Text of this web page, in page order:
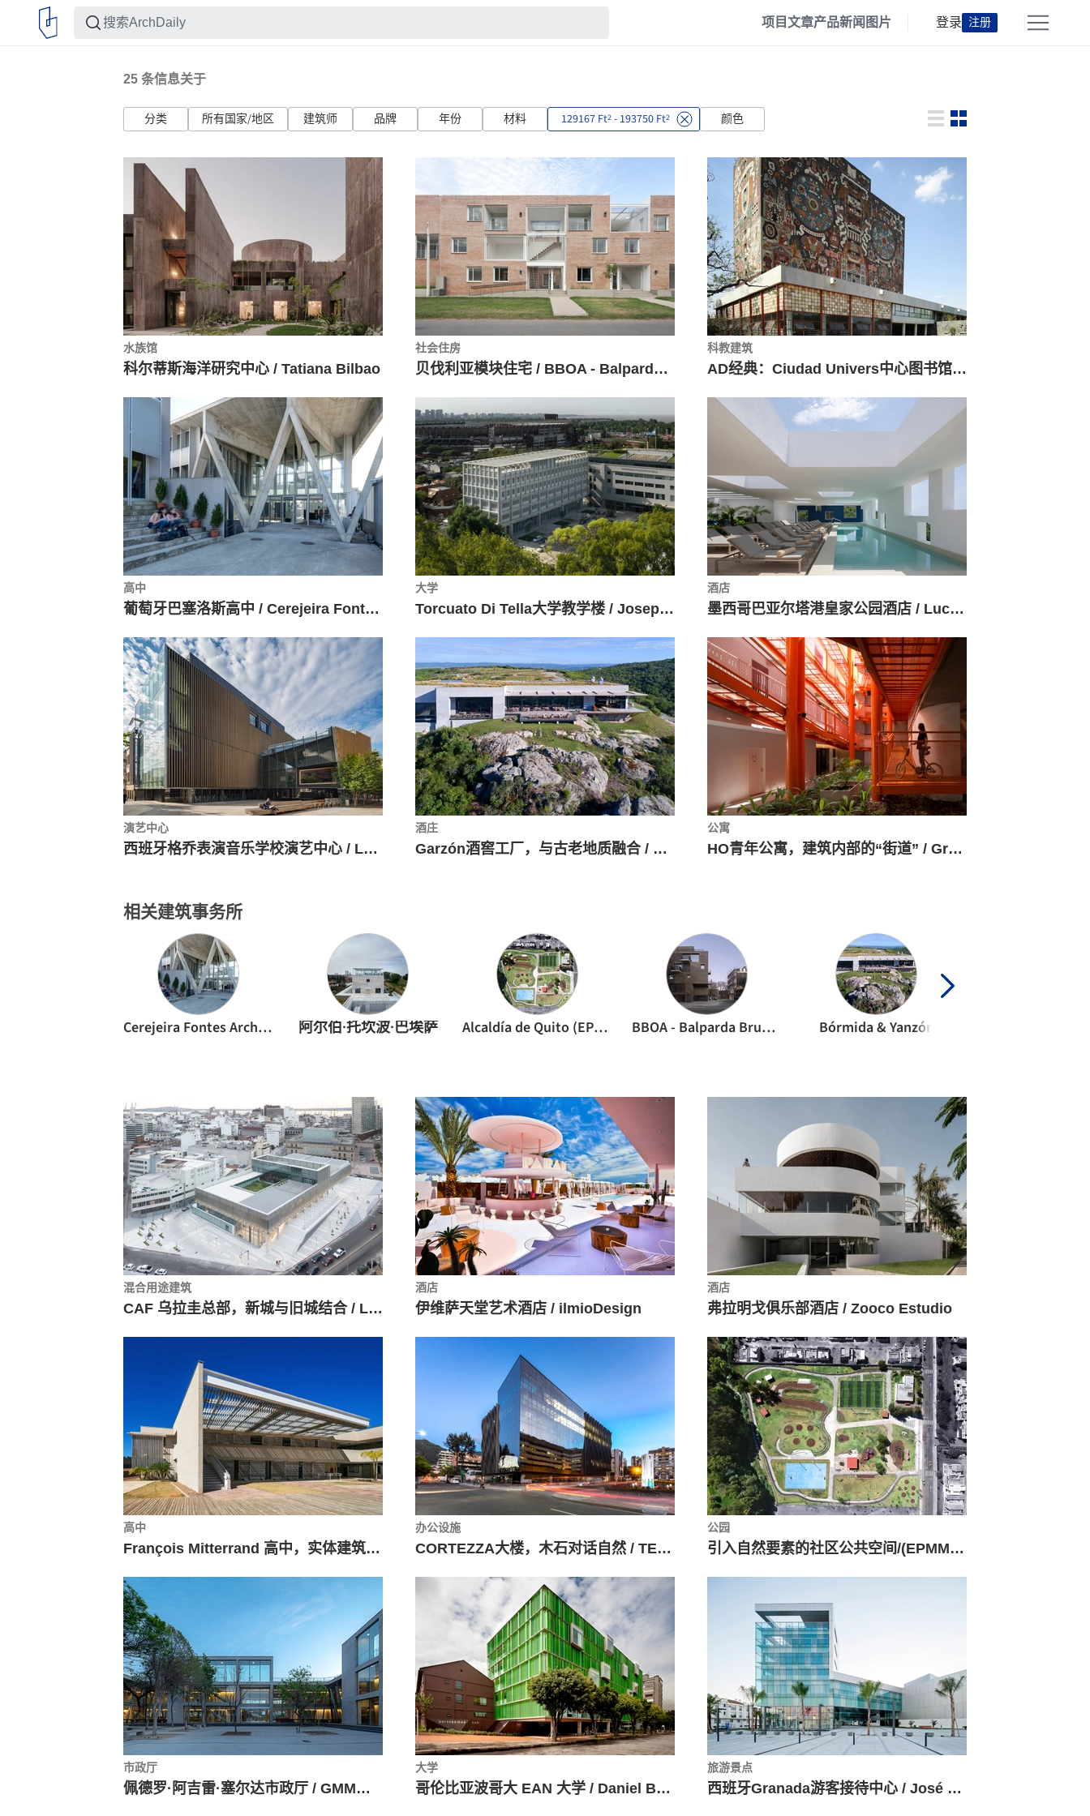
项目文章产品新闻 图片 登录 注册
25 条信息关于
分类 所有国家/地区 建筑师 品牌 年份 材料 129167 Ft2 - 193750 Ft2 颜色
水族馆
科尔蒂斯海洋研究中心 / Tatiana Bilbao
社会住房
贝伐利亚模块住宅 / BBOA - Balparda Brunel Oficina de Arquitectura
科教建筑
AD经典：Ciudad Univers中心图书馆 / Juan O´Gorman
高中
葡萄牙巴塞洛斯高中 / Cerejeira Fontes Architects
大学
Torcuato Di Tella大学教学楼 / Josep Ferrando Architecture
酒店
墨西哥巴亚尔塔港皇家公园酒店 / Lucio Muniain
演艺中心
西班牙格乔表演音乐学校演艺中心 / LMU Arkitektura
酒庄
Garzón酒窖工厂，与古老地质融合 / Bórmida & Yanzón
公寓
HO青年公寓，建筑内部的“街道” / Grupo Uno en Uno
相关建筑事务所
Cerejeira Fontes Architects 阿尔伯·托坎波·巴埃萨 Alcaldía de Quito (EPMMOP) BBOA - Balparda Brunel Oficina de Arquitectura Bórmida & Yanzón
混合用途建筑
CAF 乌拉圭总部，新城与旧城结合 / LAPS Arquitectos
酒店
伊维萨天堂艺术酒店 / ilmioDesign
酒店
弗拉明戈俱乐部酒店 / Zooco Estudio
高中
François Mitterrand 高中，实体建筑与开放庭院的交错 / Jean Dubus + José Luiz Tabith
办公设施
CORTEZZA大楼，木石对话自然 / TERRANUM
公园
引入自然要素的社区公共空间/(EPMMOP)
市政厅
佩德罗·阿吉雷·塞尔达市政厅 / GMM建筑事务所
大学
哥伦比亚波哥大 EAN 大学 / Daniel Bonilla + Marcela Albornoz
旅游景点
西班牙Granada游客接待中心 / José Luis López Siles & Francisco Moreno Martínez